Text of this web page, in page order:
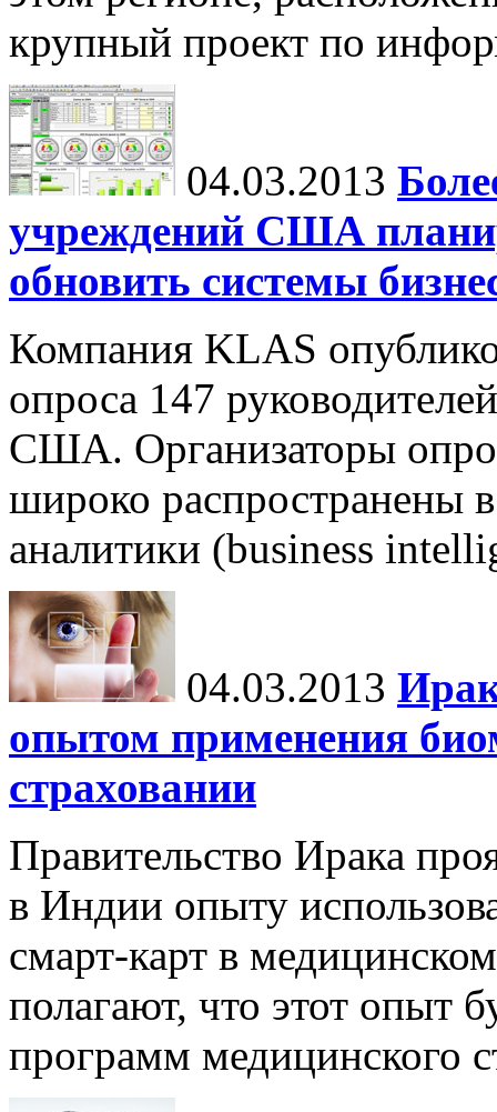
крупный проект по
04.03.2013
учреждений США
обновить системы
Компания KLAS
опроса 147
США. Организаторы
широко распространены
аналитики (business
04.03.2013
опытом применения
страховании
Правительство Ирака
в Индии опыту
смарт-карт в
полагают, что этот опыт
программ медицинского